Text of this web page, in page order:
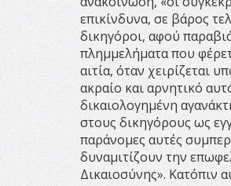
επικίνδυνα, σε βάρος
δικηγόροι, αφού
πλημμελήματα που
αιτία, όταν χειρίζεται
ακραίο και αρνητικό
δικαιολογημένη
στους δικηγόρους ως
παράνομες αυτές
δυναμιτίζουν την
Δικαιοσύνης». Κατόπιν